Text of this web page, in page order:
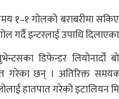
१–१ गोलको बराबरीमा
गर्दै इन्टरलाई उपाधि
डिफेन्डर
गरेका छन् । अतिरिक्त
हातपात गरेको इटालियन